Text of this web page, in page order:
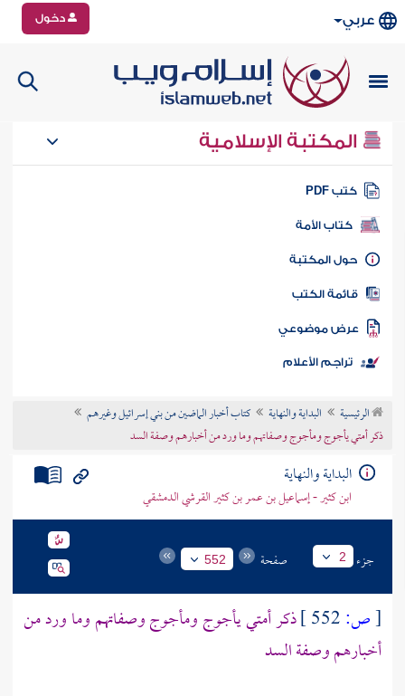
عربي دخول
المكتبة الإسلامية
كتب PDF
كتاب الأمة
المكتبة
الكتب
موضوعي
تراجم الأعلام
الرئيسية البداية والنهاية
كتاب أخبار الماضين من بني إسرائيل وغيرهم
ذكر أمتي يأجوج ومأجوج وصفاتهم وما ورد من أخبارهم وصفة السد
البداية والنهاية
ابن كثير - إسماعيل بن عمر بن كثير القرشي الدمشقي
جزء 2 صفحة 552
[ص: ذكر أمتييأجوج ومأجوجوصفاتهم وما ورد من
أخبارهم وصفة السد